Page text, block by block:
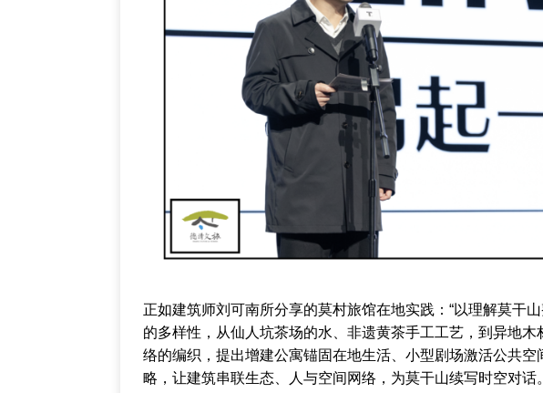
正如建筑师刘可南所分享的莫村旅馆在地实践：“以理解莫干
的多样性，从仙人坑茶场的水、非遗黄茶手工工艺，到异地木
络的编织，提出增建公寓锚固在地生活、小型剧场激活公共
略，让建筑串联生态、人与空间网络，为莫干山续写时空对话